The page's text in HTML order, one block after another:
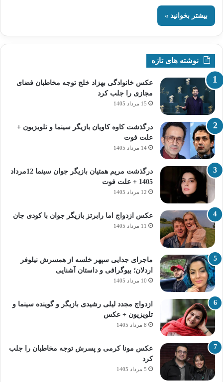
بیشتر بخوانید »
نوشته های تازه
عکس خانوادگی بهزاد خلج توجه مخاطبان فضای
مجازی را جلب کرد
15 مرداد 1405
درگذشت کاوه کاویان بازیگر سینما و تلویزیون +
علت فوت
14 مرداد 1405
درگذشت مریم همتیان بازیگر جوان سینما 12مرداد
1405 + علت فوت
12 مرداد 1405
عکس ازدواج اما رابرتز بازیگر جوان با کودی جان
11 مرداد 1405
ماجرای جدایی سپهر خلسه از همسرش نیلوفر
اردلان؛ بیوگرافی و داستان آشنایی
10 مرداد 1405
ازدواج مجدد لیلی رشیدی بازیگر و گوینده سینما و
تلویزیون + عکس
8 مرداد 1405
عکس مونا کرمی و پسرش توجه مخاطبان را جلب
کرد
5 مرداد 1405